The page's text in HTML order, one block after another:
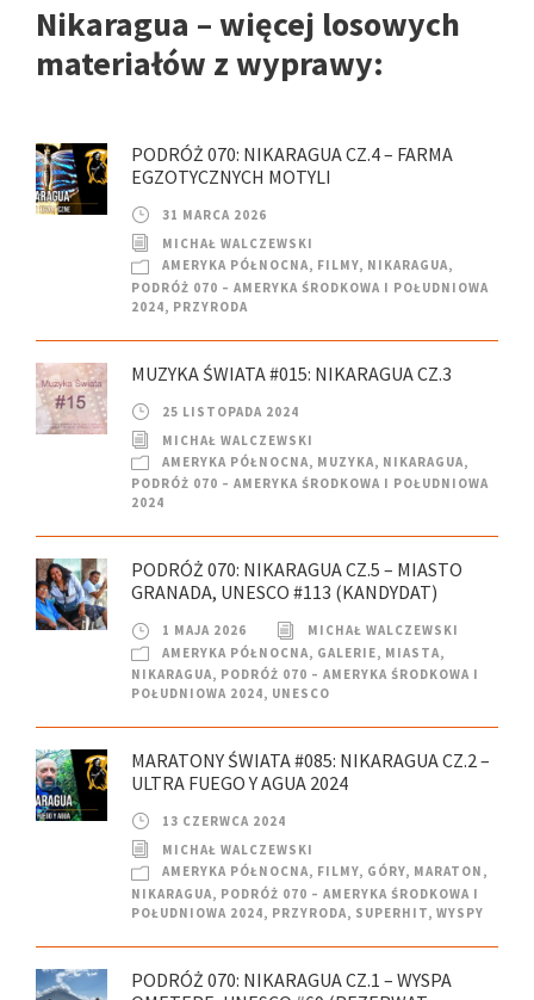
Nikaragua – więcej losowych
materiałów z wyprawy:
PODRÓŻ 070: NIKARAGUA CZ.4 – FARMA
EGZOTYCZNYCH MOTYLI
31 MARCA 2026
MICHAŁ WALCZEWSKI
AMERYKA PÓŁNOCNA, FILMY, NIKARAGUA,
PODRÓŻ 070 – AMERYKA ŚRODKOWA I POŁUDNIOWA
2024, PRZYRODA
MUZYKA ŚWIATA #015: NIKARAGUA CZ.3
25 LISTOPADA 2024
MICHAŁ WALCZEWSKI
AMERYKA PÓŁNOCNA, MUZYKA, NIKARAGUA,
PODRÓŻ 070 – AMERYKA ŚRODKOWA I POŁUDNIOWA
2024
PODRÓŻ 070: NIKARAGUA CZ.5 – MIASTO
GRANADA, UNESCO #113 (KANDYDAT)
1 MAJA 2026
MICHAŁ WALCZEWSKI
AMERYKA PÓŁNOCNA, GALERIE, MIASTA,
NIKARAGUA, PODRÓŻ 070 – AMERYKA ŚRODKOWA I
POŁUDNIOWA 2024, UNESCO
MARATONY ŚWIATA #085: NIKARAGUA CZ.2 –
ULTRA FUEGO Y AGUA 2024
13 CZERWCA 2024
MICHAŁ WALCZEWSKI
AMERYKA PÓŁNOCNA, FILMY, GÓRY, MARATON ,
NIKARAGUA, PODRÓŻ 070 – AMERYKA ŚRODKOWA I
POŁUDNIOWA 2024, PRZYRODA, SUPERHIT, WYSPY
PODRÓŻ 070: NIKARAGUA CZ.1 – WYSPA